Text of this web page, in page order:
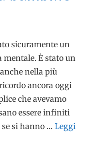
sicuramente un
È stato un
nella più
ancora oggi
che avevamo
essere infiniti
si hanno … Leggi